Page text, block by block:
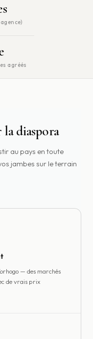
agréés
diaspora
au pays en toute
jambes sur le terrain
— des marchés
de vrais prix